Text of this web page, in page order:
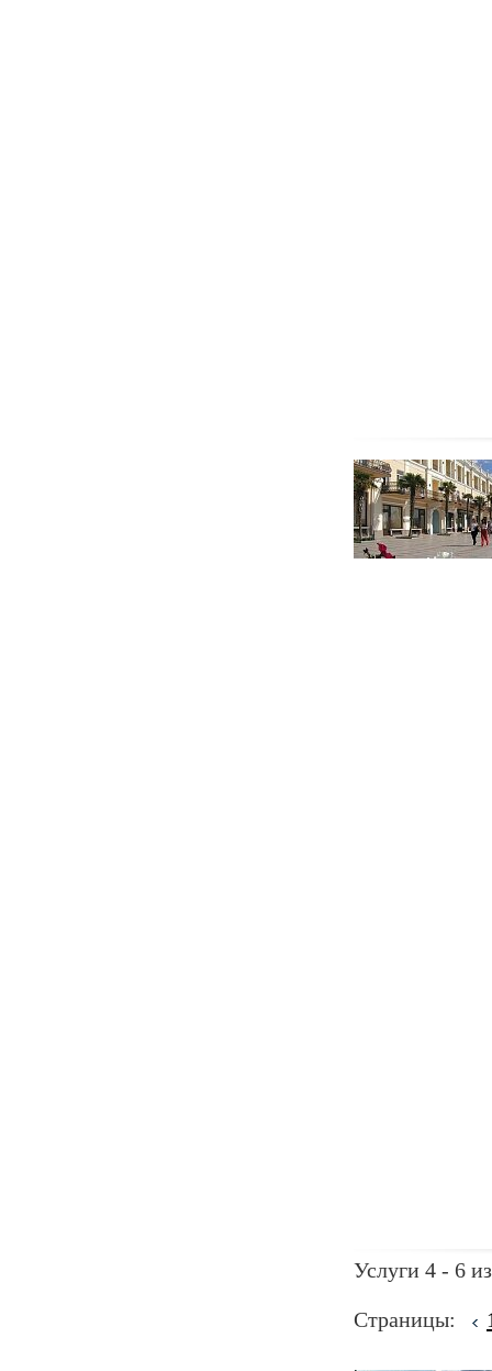
Услуги 4 - 6
Страницы: